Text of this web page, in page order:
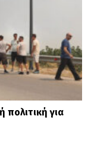
πολιτική για